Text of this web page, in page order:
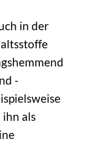
in der
-
ihn als